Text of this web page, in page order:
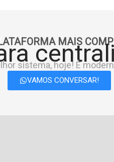
MAIS
sistema, hoje! É
VAMOS CONVERSAR!